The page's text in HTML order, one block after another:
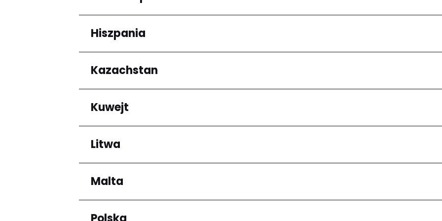
Arrondissement de Cayenne
Regiony
Grande-Terre
Hiszpania
Regiony
Andalucía
Kazachstan
Regiony
Almaty Region
Kuwejt
Regiony
Mubarak al-Kabir
Litwa
Regiony
Okręg kłajpedzki
Okręg mariampolski
Panevėžio apskritis
Malta
Regiony